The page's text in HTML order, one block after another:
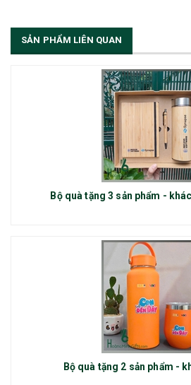
SẢN PHẨM LIÊN QUAN
Bộ quà tặng 3 sản phẩm -
Bộ quà tặng 2 sản phẩm -